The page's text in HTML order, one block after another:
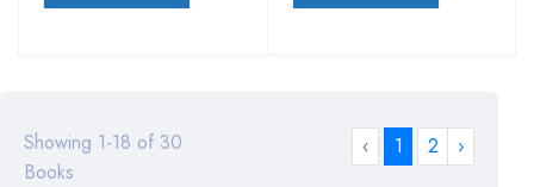
Showing 1-18 of 30
Books
‹ 1 2 ›